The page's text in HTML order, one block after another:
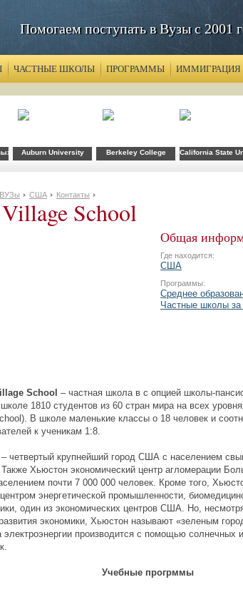
Помогаем поступать в Вузы с 2001
ЧАСТНЫЕ ШКОЛЫ ПРОГРАММЫ ИММИГРАЦИЯ
технологий FLS при CSU Fullerton
Auburn University Berkeley College California State
ВУЗы США Контакты
School
Общая
Где находится:
США
Программы:
Среднее
Частные школы
School – частная школа в с опцией школы-
1810 студентов из 60 стран мира на всех
В школе маленькие классы о 18 человек и
к ученикам 1:8.
четвертый крупнейший город США с населением
Хьюстон экономический центр агломерации
почти 7 000 000 человек. Кроме того,
энергетической промышленности,
один из экономических центров США. Но,
экономики, Хьюстон называют «зеленым
электроэнергии производится с помощью солнечных
Учебные прогрммы